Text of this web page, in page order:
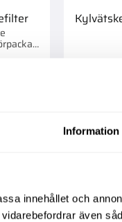
Information
innehållet och
även